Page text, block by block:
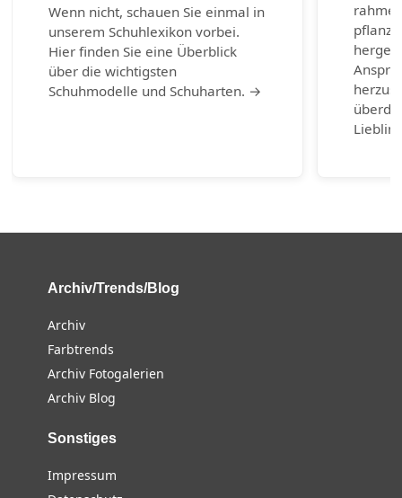
Wenn nicht, schauen Sie einmal in
unserem Schuhlexikon vorbei.
Hier finden Sie eine Überblick
über die wichtigsten
Schuhmodelle und Schuharten. →
Archiv/Trends/Blog
Archiv
Farbtrends
Archiv Fotogalerien
Archiv Blog
Sonstiges
Impressum